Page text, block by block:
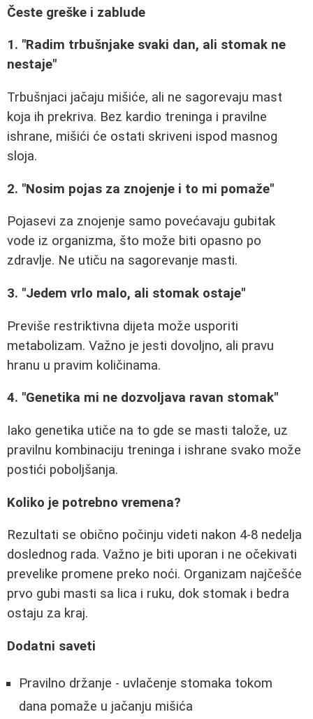
Česte greške i zablude
1. "Radim trbušnjake svaki dan, ali stomak ne
nestaje"
Trbušnjaci jačaju mišiće, ali ne sagorevaju mast
koja ih prekriva. Bez kardio treninga i pravilne
ishrane, mišići će ostati skriveni ispod masnog
sloja.
2. "Nosim pojas za znojenje i to mi pomaže"
Pojasevi za znojenje samo povećavaju gubitak
vode iz organizma, što može biti opasno po
zdravlje. Ne utiču na sagorevanje masti.
3. "Jedem vrlo malo, ali stomak ostaje"
Previše restriktivna dijeta može usporiti
metabolizam. Važno je jesti dovoljno, ali pravu
hranu u pravim količinama.
4. "Genetika mi ne dozvoljava ravan stomak"
Iako genetika utiče na to gde se masti talože, uz
pravilnu kombinaciju treninga i ishrane svako može
postići poboljšanja.
Koliko je potrebno vremena?
Rezultati se obično počinju videti nakon 4-8 nedelja
doslednog rada. Važno je biti uporan i ne očekivati
prevelike promene preko noći. Organizam najčešće
prvo gubi masti sa lica i ruku, dok stomak i bedra
ostaju za kraj.
Dodatni saveti
Pravilno držanje - uvlačenje stomaka tokom
dana pomaže u jačanju mišića